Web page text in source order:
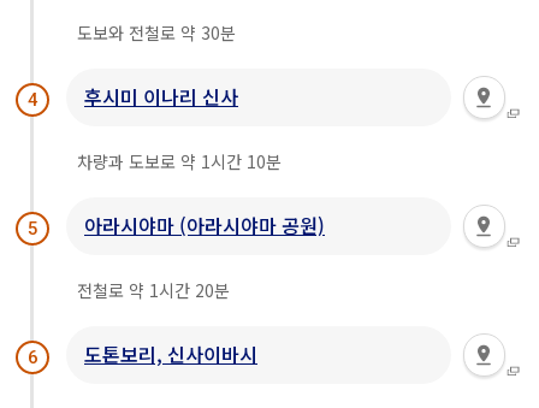
도보와 전철로 약 30분
4 후시미 이나리 신사
차량과 도보로 약 1시간 10분
5 아라시야마 (아라시야마 공원)
전철로 약 1시간 20분
6 도톤보리, 신사이바시